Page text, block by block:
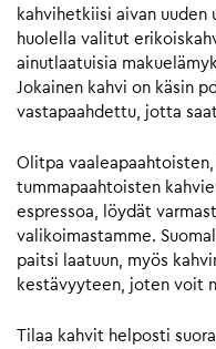
kahvihetkiisi aivan uuden
huolella valitut
ainutlaatuisia
Jokainen kahvi on käsin
vastapaahdettu, jotta
Olitpa
tummapaahtoisten
espressoa, löydät
valikoimastamme.
paitsi laatuun, myös
kestävyyteen, joten voit
Tilaa kahvit helposti